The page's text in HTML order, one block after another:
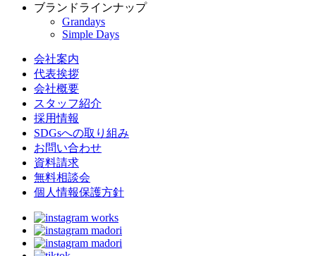
ブランドラインナップ
Grandays
Simple Days
会社案内
代表挨拶
会社概要
スタッフ紹介
採用情報
SDGsへの取り組み
お問い合わせ
資料請求
無料相談会
個人情報保護方針